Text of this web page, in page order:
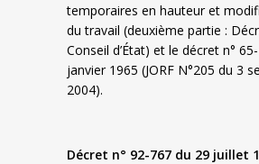
temporaires en hauteur et
du travail (deuxième partie :
Conseil d’État) et le décret n°
janvier 1965 (JORF N°205 du 3
2004).
Décret n° 92-767 du 29 juillet